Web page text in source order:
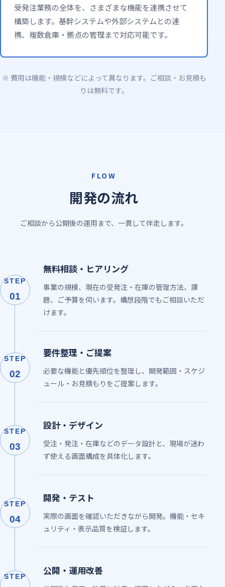
受発注業務の全体を、さまざまな機能を連携させて
構築します。基幹システムや外部システムとの連
携、複数倉庫・拠点の管理まで対応可能です。
※ 費用は機能・規模などによって異なります。ご相談・お見積も
りは無料です。
FLOW
開発の流れ
ご相談から公開後の運用まで、一貫して伴走します。
STEP
01
無料相談・ヒアリング
事業の規模、現在の受発注・在庫の管理方法、課
題、ご予算を伺います。構想段階でもご相談いただ
けます。
STEP
02
要件整理・ご提案
必要な機能と優先順位を整理し、開発範囲・スケジ
ュール・お見積もりをご提案します。
STEP
03
設計・デザイン
受注・発注・在庫などのデータ設計と、現場が迷わ
ず使える画面構成を具体化します。
STEP
04
開発・テスト
実際の画面を確認いただきながら開発。機能・セキ
ュリティ・表示品質を検証します。
STEP 公開・運用改善